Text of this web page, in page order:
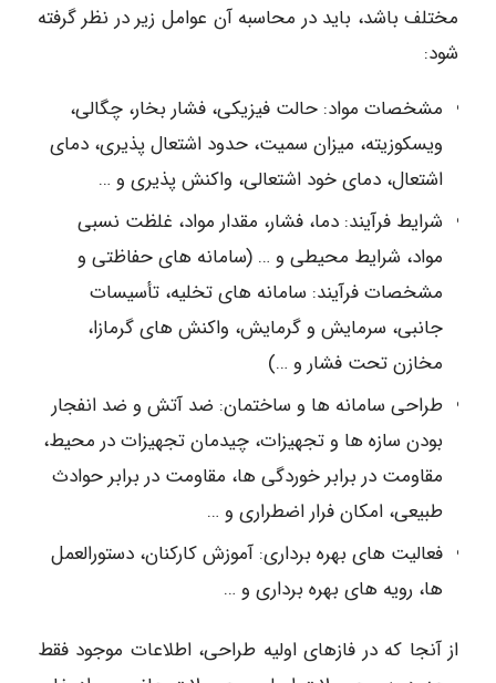
مختلف باشد، باید در محاسبه آن عوامل زیر در نظر گرفته
شود:
مشخصات مواد: حالت فیزیکی، فشار بخار، چگالی،
ویسکوزیته، میزان سمیت، حدود اشتعال پذیری، دمای
اشتعال، دمای خود اشتعالی، واکنش پذیری و …
شرایط فرآیند: دما، فشار، مقدار مواد، غلظت نسبی
مواد، شرایط محیطی و … (سامانه های حفاظتی و
مشخصات فرآیند: سامانه های تخلیه، تأسیسات
جانبی، سرمایش و گرمایش، واکنش های گرمازا،
مخازن تحت فشار و …)
طراحی سامانه ها و ساختمان: ضد آتش و ضد انفجار
بودن سازه ها و تجهیزات، چیدمان تجهیزات در محیط،
مقاومت در برابر خوردگی ها، مقاومت در برابر حوادث
طبیعی، امکان فرار اضطراری و …
فعالیت های بهره برداری: آموزش کارکنان، دستورالعمل
ها، رویه های بهره برداری و …
از آنجا که در فازهای اولیه طراحی، اطلاعات موجود فقط